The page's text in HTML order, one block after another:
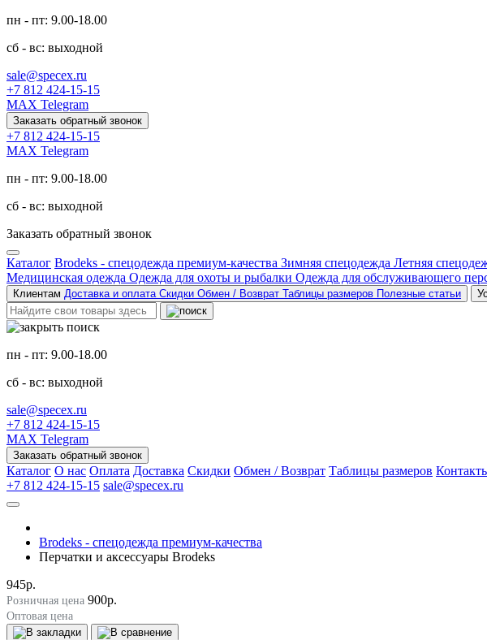
пн - пт: 9.00-18.00
сб - вс: выходной
sale@specex.ru
+7 812 424-15-15
MAX Telegram
Заказать обратный звонок
+7 812 424-15-15
MAX Telegram
пн - пт: 9.00-18.00
сб - вс: выходной
Заказать обратный звонок
Каталог Brodeks - спецодежда премиум-качества Зимняя спецодежда Летняя
Медицинская одежда Одежда для охоты и рыбалки Одежда для обслуживающего
Клиентам Доставка и оплата Скидки Обмен / Возврат Таблицы размеров Полезные статьи
пн - пт: 9.00-18.00
сб - вс: выходной
sale@specex.ru
+7 812 424-15-15
MAX Telegram
Заказать обратный звонок
Каталог О нас Оплата Доставка Скидки Обмен / Возврат Таблицы размеров
+7 812 424-15-15 sale@specex.ru
Brodeks - спецодежда премиум-качества
Перчатки и аксессуары Brodeks
945р.
Розничная цена 900р.
Оптовая цена